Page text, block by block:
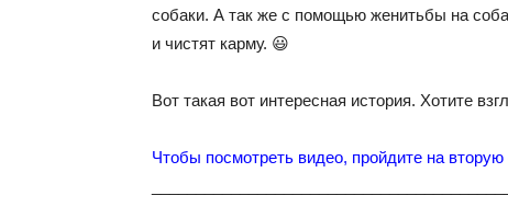
собаки. А так же с помощью женитьбы на
и чистят карму. 😃
Вот такая вот интересная история. Хотите
Чтобы посмотреть видео, пройдите на